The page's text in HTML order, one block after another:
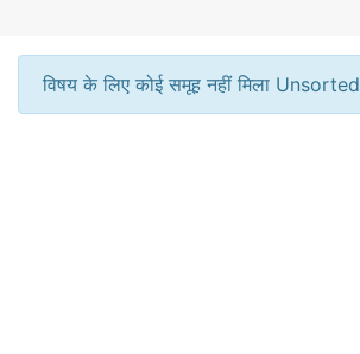
विषय के लिए कोई समूह नहीं मिला Unsorted